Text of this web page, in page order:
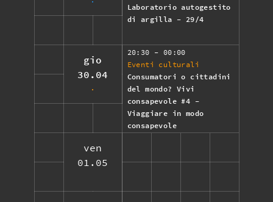
Laboratorio autogestito
di argilla - 29/4
gio
30.04
20:30 - 00:00
Eventi culturali
Consumatori o cittadini
del mondo? Vivi
consapevole #4 -
Viaggiare in modo
consapevole
ven
01.05